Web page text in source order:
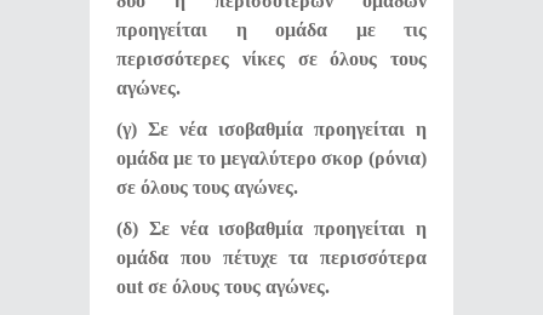
προηγείται η ομάδα με τις
περισσότερες νίκες σε όλους τους
αγώνες.
(γ) Σε νέα ισοβαθμία προηγείται η
ομάδα με το μεγαλύτερο σκορ (ρόνια)
σε όλους τους αγώνες.
(δ) Σε νέα ισοβαθμία προηγείται η
ομάδα που πέτυχε τα περισσότερα
out σε όλους τους αγώνες.